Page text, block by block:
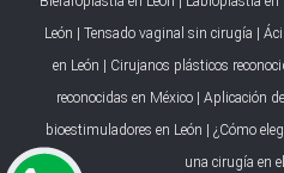
León | Tensado vaginal sin cirugía |
en León | Cirujanos plásticos
reconocidas en México| Aplicación
bioestimuladores en León | ¿Cómo
una cirugía en